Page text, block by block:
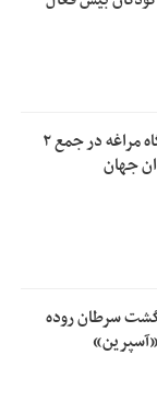
۱۰ محقق دانشگاه مراغه در جمع ۲
جهان
سرطان روده